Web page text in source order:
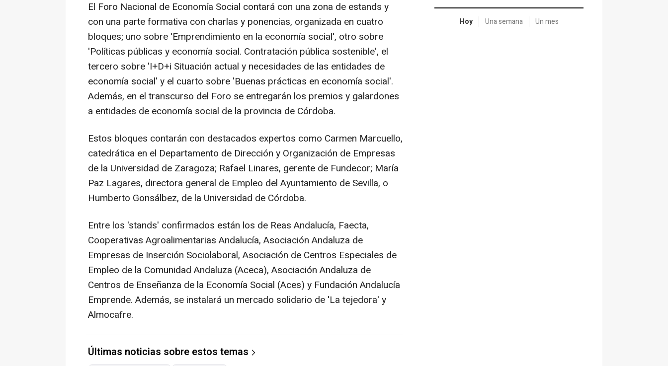
El Foro Nacional de Economía Social contará con una zona de estands y
con una parte formativa con charlas y ponencias, organizada en cuatro
bloques; uno sobre 'Emprendimiento en la economía social', otro sobre
'Políticas públicas y economía social. Contratación pública sostenible', el
tercero sobre 'I+D+i Situación actual y necesidades de las entidades de
economía social' y el cuarto sobre 'Buenas prácticas en economía social'.
Además, en el transcurso del Foro se entregarán los premios y galardones
a entidades de economía social de la provincia de Córdoba.
Estos bloques contarán con destacados expertos como Carmen Marcuello,
catedrática en el Departamento de Dirección y Organización de Empresas
de la Universidad de Zaragoza; Rafael Linares, gerente de Fundecor; María
Paz Lagares, directora general de Empleo del Ayuntamiento de Sevilla, o
Humberto Gonsálbez, de la Universidad de Córdoba.
Entre los 'stands' confirmados están los de Reas Andalucía, Faecta,
Cooperativas Agroalimentarias Andalucía, Asociación Andaluza de
Empresas de Inserción Sociolaboral, Asociación de Centros Especiales de
Empleo de la Comunidad Andaluza (Aceca), Asociación Andaluza de
Centros de Enseñanza de la Economía Social (Aces) y Fundación Andalucía
Emprende. Además, se instalará un mercado solidario de 'La tejedora' y
Almocafre.
Últimas noticias sobre estos temas
Hoy Una semana Un mes